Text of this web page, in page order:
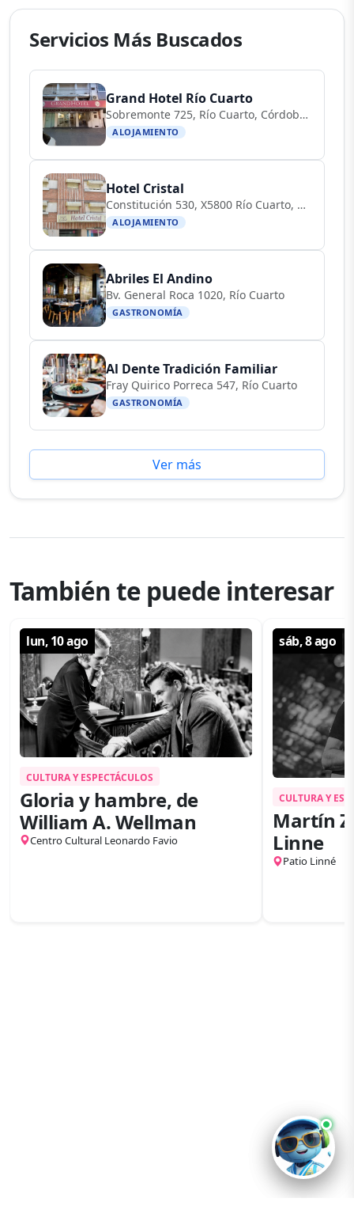
Servicios Más Buscados
Grand Hotel Río Cuarto
Sobremonte 725, Río Cuarto, Córdoba, Argentina
ALOJAMIENTO
Hotel Cristal
Constitución 530, X5800 Río Cuarto, Córdoba, Argentina
ALOJAMIENTO
Abriles El Andino
Bv. General Roca 1020, Río Cuarto
GASTRONOMÍA
Al Dente Tradición Familiar
Fray Quirico Porreca 547, Río Cuarto
GASTRONOMÍA
Ver más
También te puede interesar
lun, 10 ago
CULTURA Y ESPECTÁCULOS
Gloria y hambre, de
William A. Wellman
Centro Cultural Leonardo Favio
sáb, 8 ago
CULTURA Y
Martín
Linne
Patio Linné